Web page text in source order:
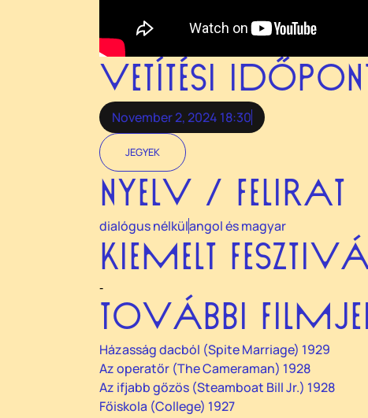
VETÍTÉSI
November 2, 2024 18:30
JEGYEK
NYELV / FELIRAT
dialógus nélkülangol és magyar
KIEMELT
-
TOVÁBBI FILMJEI
Házasság dacból (Spite Marriage) 1929
Az operatőr (The Cameraman) 1928
Az ifjabb gőzös (Steamboat Bill Jr.) 1928
Főiskola (College) 1927